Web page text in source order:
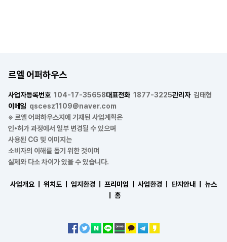
르엘 어퍼하우스
사업자등록번호 104-17-35658대표전화 1877-3225관리자 김태형
이메일 qscesz1109@naver.com
※ 르엘 어퍼하우스지에 기재된 사업계획은
인•허가 과정에서 일부 변경될 수 있으며
사용된 CG 및 이미지는
소비자의 이해를 돕기 위한 것이며
실제와 다소 차이가 있을 수 있습니다.
사업개요 ㅣ 위치도 ㅣ 입지환경 ㅣ 프리미엄 ㅣ 사업환경 ㅣ 단지안내 ㅣ
뉴스
홈